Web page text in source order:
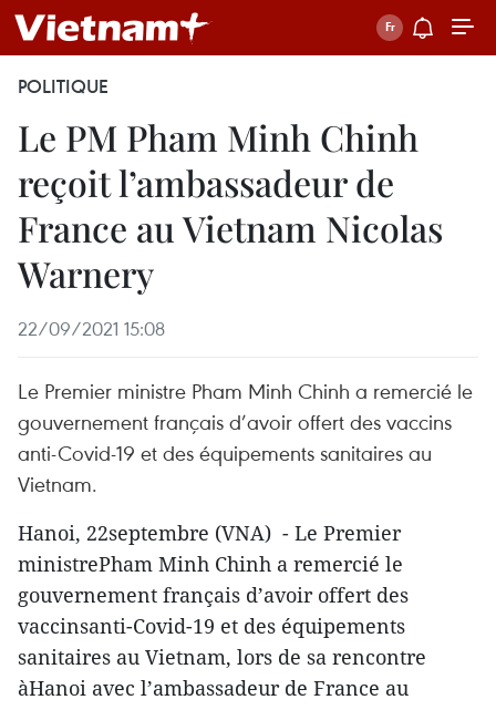
POLITIQUE
Le PM Pham Minh Chinh
reçoit l’ambassadeur de
France au Vietnam Nicolas
Warnery
22/09/2021 15:08
Le Premier ministre Pham Minh Chinh a remercié le
gouvernement français d’avoir offert des vaccins
anti-Covid-19 et des équipements sanitaires au
Vietnam.
Hanoi, 22septembre (VNA) - Le Premier
ministrePham Minh Chinh a remercié le
gouvernement français d’avoir offert des
vaccinsanti-Covid-19 et des équipements
sanitaires au Vietnam, lors de sa rencontre
àHanoi avec l’ambassadeur de France au